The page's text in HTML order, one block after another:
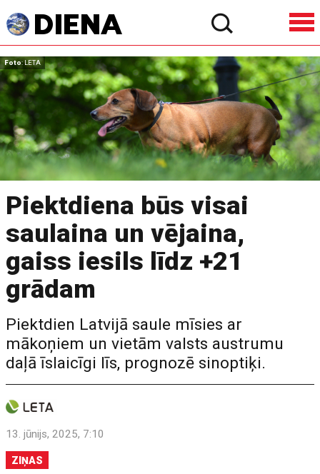
Foto: LETA
Piektdiena būs visai
saulaina un vējaina,
gaiss iesils līdz +21
grādam
Piektdien Latvijā saule mīsies ar
mākoņiem un vietām valsts austrumu
daļā īslaicīgi līs, prognozē sinoptiķi.
13. jūnijs, 2025, 7:10
ZIŅAS